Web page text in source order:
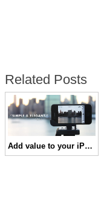
Related Posts
Add value to your iPhone 4, Glif